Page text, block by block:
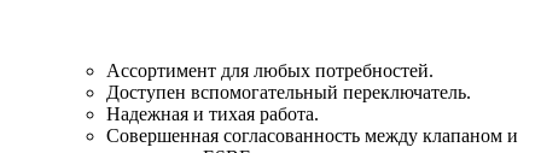
Ассортимент для любых потребностей.
Доступен вспомогательный переключатель.
Надежная и тихая работа.
Совершенная согласованность между клапаном и